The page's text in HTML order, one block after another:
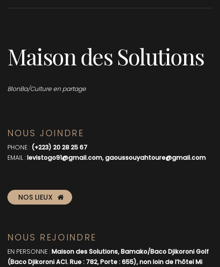
Maison des Solutions
BlonBa/Culture en partage
NOUS JOINDRE
PHONE : (+223) 20 28 25 67
EMAIL :levistogo91@gmail.com, gaoussouyahtoure@gmail.com
NOS LIEUX
NOUS REJOINDRE
EN PERSONNE :Maison des Solutions, Bamako/Baco Djikoroni Golf
(Baco Djikoroni ACI. Rue : 782, Porte : 655), non loin de l’hôtel Mi